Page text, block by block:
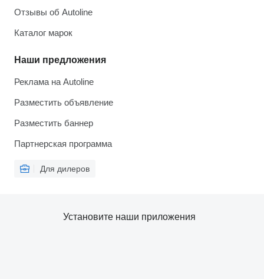
Отзывы об Autoline
Каталог марок
Наши предложения
Реклама на Autoline
Разместить объявление
Разместить баннер
Партнерская программа
Для дилеров
Установите наши приложения